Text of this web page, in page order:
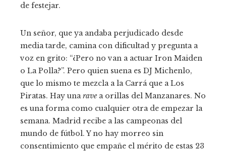
de festejar.
Un señor, que ya andaba perjudicado desde
media tarde, camina con dificultad y pregunta a
voz en grito: “¿Pero no van a actuar Iron Maiden
o La Polla?”. Pero quien suena es DJ Michenlo,
que lo mismo te mezcla a la Carrá que a Los
Piratas. Hay unaravea orillas del Manzanares. No
es una forma como cualquier otra de empezar la
semana. Madrid recibe a las campeonas del
mundo de fútbol. Y no hay morreo sin
consentimiento que empañe el mérito de estas 23